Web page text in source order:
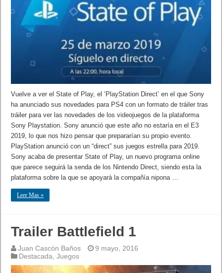
Vuelve a ver el State of Play, el ‘PlayStation Direct’ en el que Sony
ha anunciado sus novedades para PS4 con un formato de tráiler tras
tráiler para ver las novedades de los videojuegos de la plataforma
Sony Playstation. Sony anunció que este año no estaría en el E3
2019, lo que nos hizo pensar que prepararían su propio evento.
PlayStation anunció con un “direct” sus juegos estrella para 2019.
Sony acaba de presentar State of Play, un nuevo programa online
que parece seguirá la senda de los Nintendo Direct, siendo esta la
plataforma sobre la que se apoyará la compañía nipona …
Leer Mas »
Trailer Battlefield 1
Juan Cascón Baños
9 mayo, 2016
Destacada ,Juegos